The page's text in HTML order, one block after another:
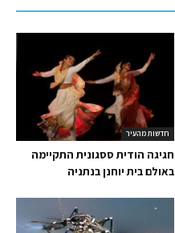
חדשות מהעיר
חגיגה הודית ססגונית התקיימה
באולם בית יוחנן בנתניה